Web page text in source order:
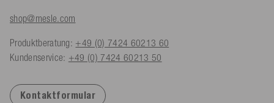
shop@mesle.com
Produktberatung: +49 (0) 7424 60213 60
Kundenservice: +49 (0) 7424 60213 50
Kontaktformular